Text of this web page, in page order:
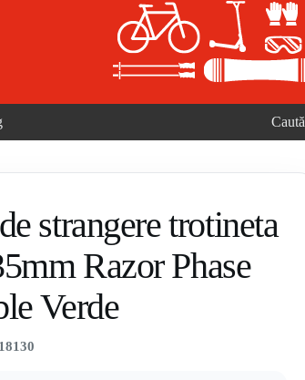
Caută
strangere trotineta
Razor Phase
Verde